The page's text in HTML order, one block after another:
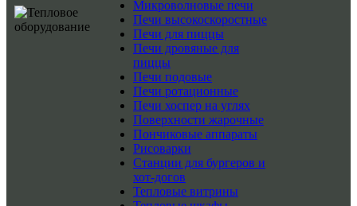
Микроволновые печи
Печи высокоскоростные
Печи для пиццы
Печи дровяные для
пиццы
Печи подовые
Печи ротационные
Печи хоспер на углях
Поверхности жарочные
Пончиковые аппараты
Рисоварки
Станции для бургеров и
хот-догов
Тепловые витрины